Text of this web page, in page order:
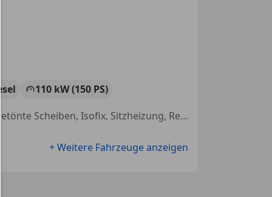
110 kW (150 PS)
Einparkhilfe Sensoren vorne, Kopfairbag, Elektrische Seitenspiegel, Getönte Scheiben, Isofix, Sitzheizung, Regensensor, Alarmanlage
+ Weitere Fahrzeuge anzeigen